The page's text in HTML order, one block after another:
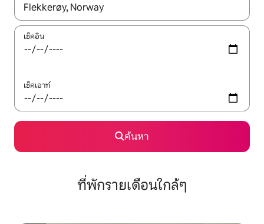
ใช้ลูกศรขึ้นลง หรือใช้การสัมผัสหรือปัด เพื่อสำรวจผลการค้นหา
เช็คอิน
เช็คเอาท์
ค้นหา
ที่พักรายเดือนใกล้ๆ